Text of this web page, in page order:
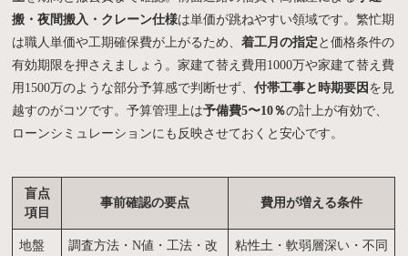
搬・夜間搬入・クレーン仕様は単価が跳ねやすい領域です。繁忙期
は職人単価や工期確保費が上がるため、着工月の指定 と価格条件の
有効期限を押さえましょう。家建て替え費用1000万や家建て替え費
用1500万のような部分予算感で判断せず、付帯工事と時期要因 を見
越すのがコツです。予算管理上は予備費5〜10％の計上が有効で、
ローンシミュレーションにも反映させておくと安心です。
盲点
項目
事前確認の要点 費用が増える条件
地盤
調査方法・N値・工法・改
粘性土・軟弱層深い・不同